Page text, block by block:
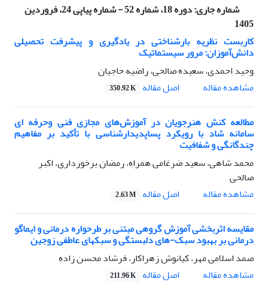
شماره جاری:
دوره 18، شماره 52 - شماره پیاپی 24، فروردین
1405
کاربست نظریه بار‌شناختی در یادگیری و پیشرفت تحصیلی
دانش‌آموزان: مرور سیستماتیک
وحید احمدی، سعیده صالحی، راضیه حاجیان
مشاهده مقاله
اصل مقاله 350.92 K
مطالعه کنش هنرجویان در آموزش‌های مجازی فنی وحرفه ای
سامانه شاد با رویکرد پساپدیدارشناسی با تأکید بر مفاهیم
چندگانگی و شفافیت
محمد شاهی، سعید ضرغامی همراه، رمضان برخورداری، اکبر
صالحی
مشاهده مقاله
اصل مقاله 2.63 M
مقایسه اثربخشی آموزش گروهی مبتنی بر طرحواره درمانی و ایماگو
درمانی بر بهبود سبک-های دلبستگی و سبکهای عاطفی زوجین
صمد اسلامی مهر، کیانوش زهراکار، فرشاد محسن زاده
مشاهده مقاله
اصل مقاله 211.96 K